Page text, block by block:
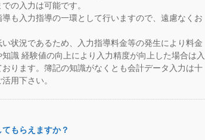
の入力は可能です。
も入力指導の一環として行いますので、遠慮なくお
状況であるため、入力指導料金等の発生により料金
識 経験値の向上により入力精度が向上した場合は入
ります。簿記の知識がなくとも会計データ入力は十
用下さい。
もらえますか？